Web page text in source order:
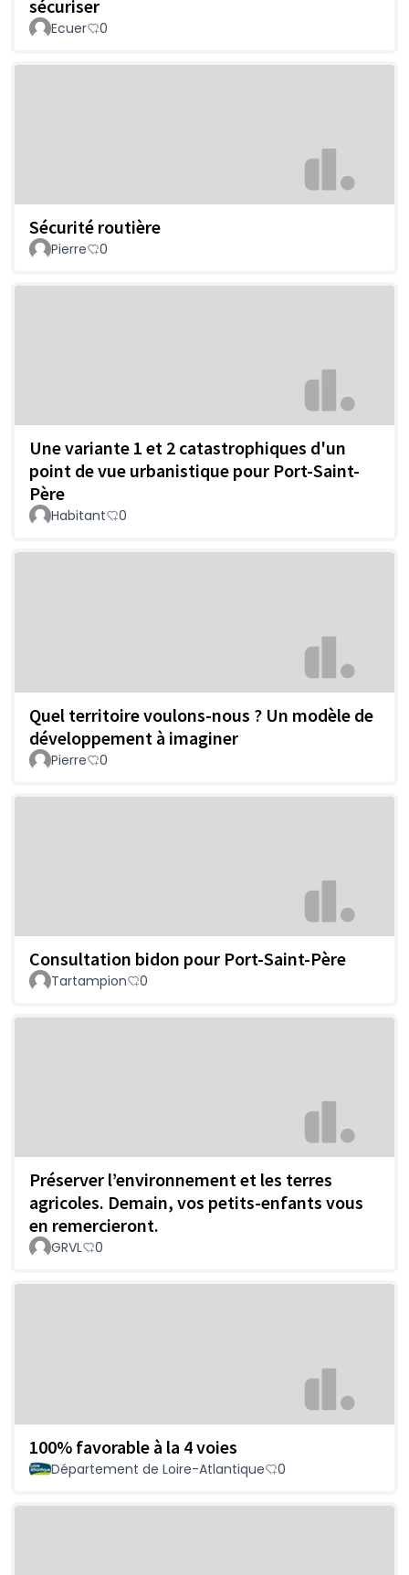
sécuriser
Ecuer 0
Sécurité routière
Pierre 0
Une variante 1 et 2 catastrophiques d'un
point de vue urbanistique pour Port-Saint-
Père
Habitant 0
Quel territoire voulons-nous ? Un modèle de
développement à imaginer
Pierre 0
Consultation bidon pour Port-Saint-Père
Tartampion 0
Préserver l’environnement et les terres
agricoles. Demain, vos petits-enfants vous
en remercieront.
GRVL 0
100% favorable à la 4 voies
Département de Loire-Atlantique 0